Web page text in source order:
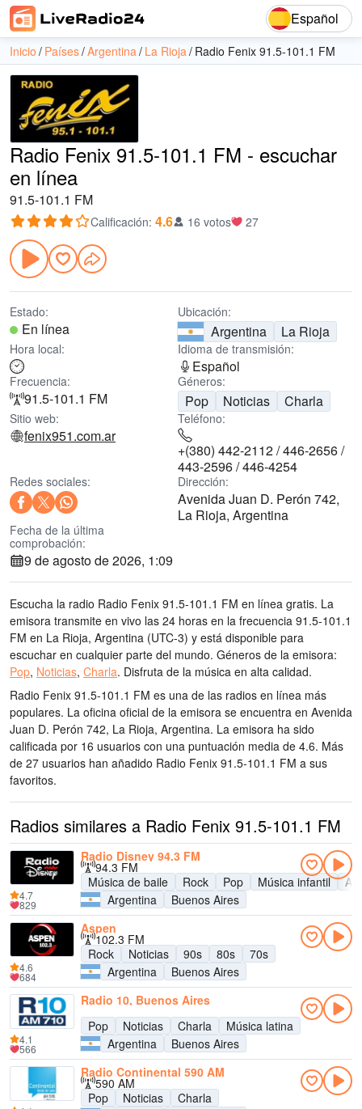
Español
Inicio Países Argentina La Rioja Radio Fenix 91.5-101.1 FM
Radio Fenix 91.5-101.1 FM - escuchar
en línea
91.5-101.1 FM
Calificación: 4.6 16 votos 27
Estado:
En línea
Ubicación:
Argentina La Rioja
Hora local: Idioma de transmisión:
Español
Frecuencia:
91.5-101.1 FM
Géneros:
Pop Noticias Charla
Sitio web:
fenix951.com.ar
Teléfono:
+(380) 442-2112 / 446-2656 /
443-2596 / 446-4254
Redes sociales: Dirección:
Avenida Juan D. Perón 742,
La Rioja, Argentina
Fecha de la última
comprobación:
9 de agosto de 2026, 1:09
Escucha la radio Radio Fenix 91.5-101.1 FM en línea gratis. La
emisora transmite en vivo las 24 horas en la frecuencia 91.5-101.1
FM en La Rioja, Argentina (UTC-3) y está disponible para
escuchar en cualquier parte del mundo. Géneros de la emisora:
Pop, Noticias, Charla. Disfruta de la música en alta calidad.
Radio Fenix 91.5-101.1 FM es una de las radios en línea más
populares. La oficina oficial de la emisora se encuentra en Avenida
Juan D. Perón 742, La Rioja, Argentina. La emisora ha sido
calificada por 16 usuarios con una puntuación media de 4.6. Más
de 27 usuarios han añadido Radio Fenix 91.5-101.1 FM a sus
favoritos.
Radios similares a Radio Fenix 91.5-101.1 FM
Radio Disney 94.3 FM
94.3 FM
Música de baile
Rock Pop Música infantil
Argentina
Buenos Aires
4.7
829
Aspen
102.3 FM
Rock
Noticias 90s 80s
70s
Argentina
Buenos Aires
4.6
684
Radio 10, Buenos Aires
Pop
Noticias Charla
Música latina
Argentina
Buenos Aires
4.1
566
Radio Continental 590 AM
590 AM
Pop
Noticias
Charla